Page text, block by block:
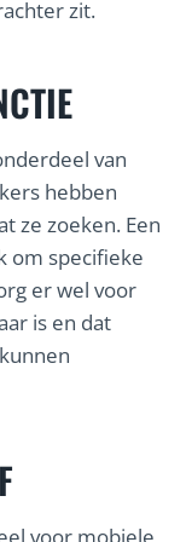
zit.
van
hebben
ze zoeken. Een
om specifieke
er wel voor
is en dat